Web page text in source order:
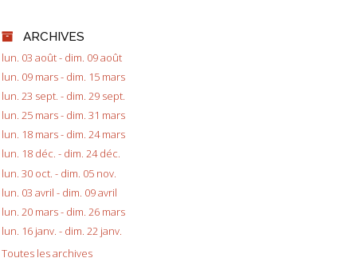
ARCHIVES
lun. 03 août - dim. 09 août
lun. 09 mars - dim. 15 mars
lun. 23 sept. - dim. 29 sept.
lun. 25 mars - dim. 31 mars
lun. 18 mars - dim. 24 mars
lun. 18 déc. - dim. 24 déc.
lun. 30 oct. - dim. 05 nov.
lun. 03 avril - dim. 09 avril
lun. 20 mars - dim. 26 mars
lun. 16 janv. - dim. 22 janv.
Toutes les archives